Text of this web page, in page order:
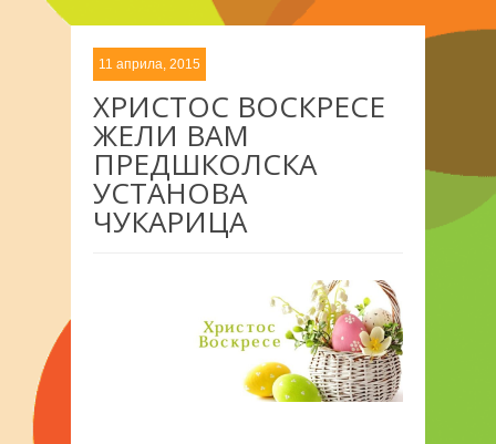
11 априла, 2015
ХРИСТОС ВОСКРЕСЕ
ЖЕЛИ ВАМ
ПРЕДШКОЛСКА
УСТАНОВА
ЧУКАРИЦА